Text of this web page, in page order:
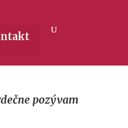
pozývam